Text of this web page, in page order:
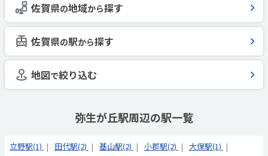
佐賀県の地域から探す
佐賀県の駅から探す
地図で絞り込む
弥生が丘駅周辺の駅一覧
立野駅(1) 田代駅(2) 基山駅(2) 小郡駅(2)
大保駅(1)